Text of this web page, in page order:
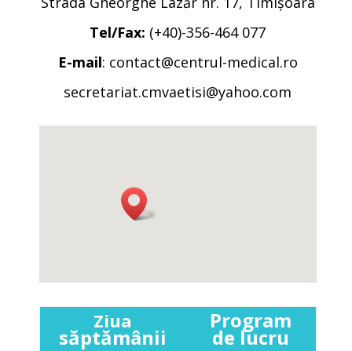
Tel/Fax: (+40)-356-464 077
E-mail: contact@centrul-medical.ro
secretariat.cmvaetisi@yahoo.com
Ziua
săptămânii
Program
de lucru